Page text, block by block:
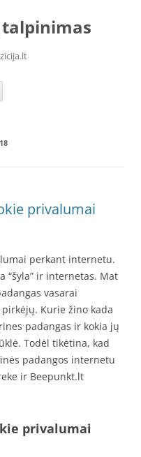
talpinimas
privalumai
perkant internetu.
“šyla” ir internetas. Mat
vasarai
Kurie žino kada
padangas ir kokia jų
Todėl tikėtina, kad
padangos internetu
ir Beepunkt.lt
privalumai